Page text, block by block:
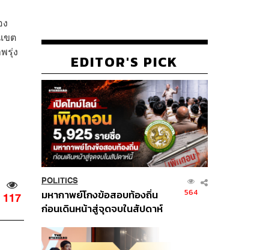
ขต
รุ่ง
117
EDITOR'S PICK
POLITICS
มหากาพย์โกงข้อสอบท้องถิ่น
ก่อนเดินหน้าสู่จุดจบในสัปดาห์
564